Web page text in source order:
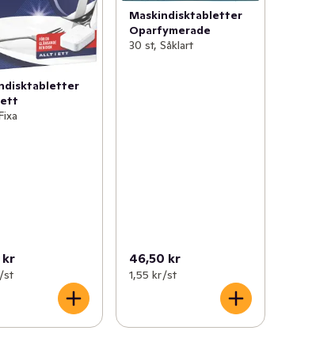
kr
st
Maskindisktabletter
Oparfymerade
30 st, Såklart
46,50 kr
1,55 kr /st